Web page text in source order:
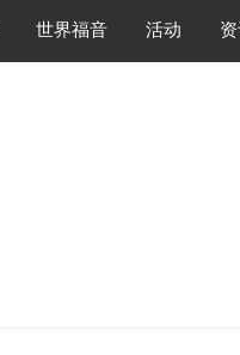
世界福音 活动